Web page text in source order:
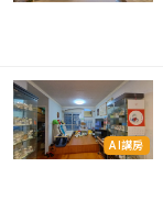
AI講房